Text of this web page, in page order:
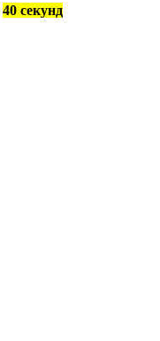
40 секунд